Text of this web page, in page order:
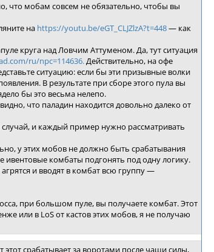
что мобам совсем не обязательно, чтобы вы
на https://youtu.be/eGT_CLJZlzA?t=448— как
круга над Ловчим Аттуменом. Да, тут ситуация
ru/npc=114636.Действительно, на офе
ситуацию: если бы эти призывные волки
В результате при сборе этого пула вы
бы это весьма нелепо.
что паладин находится довольно далеко от
и каждый пример нужно рассматривать
у этих мобов не должно быть срабатывания
ивентовые комбаты подгонять под одну логику.
и вводят в комбат всю группу —
при большом пуле, вы получаете комбат. Этот
или в LoS от кастов этих мобов, я не получаю
срабатывает за воротами после чаши силы,